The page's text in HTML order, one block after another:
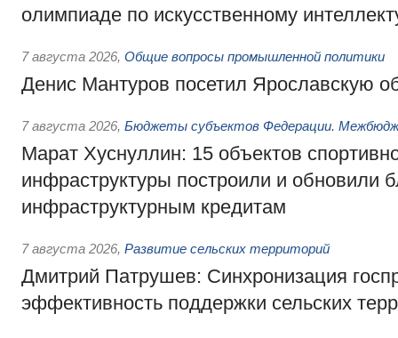
олимпиаде по искусственному
7 августа 2026, Общие вопросы промышленной политики
Денис Мантуров посетил Ярославскую
7 августа 2026, Бюджеты субъектов Федерации.
Марат Хуснуллин: 15 объектов
инфраструктуры построили и обновили
инфраструктурным кредитам
7 августа 2026, Развитие сельских территорий
Дмитрий Патрушев: Синхронизация
эффективность поддержки сельских